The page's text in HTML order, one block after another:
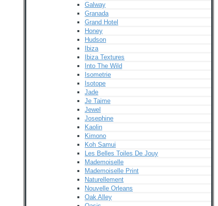
Galway
Granada
Grand Hotel
Honey
Hudson
Ibiza
Ibiza Textures
Into The Wild
Isometrie
Isotope
Jade
Je Taime
Jewel
Josephine
Kaolin
Kimono
Koh Samui
Les Belles Toiles De Jouy
Mademoiselle
Mademoiselle Print
Naturellement
Nouvelle Orleans
Oak Alley